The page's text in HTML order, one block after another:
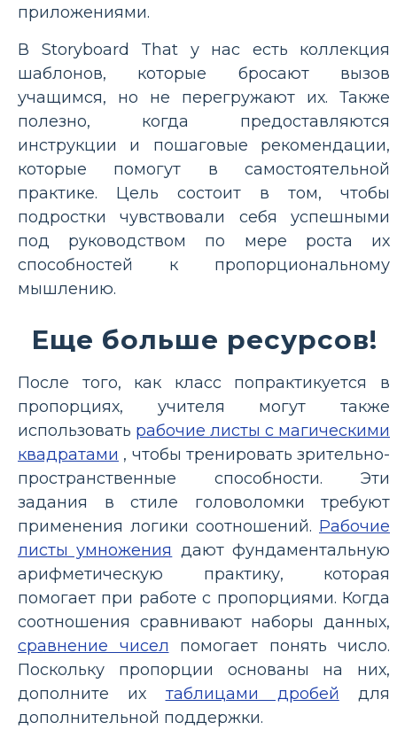
приложениями.
В Storyboard That у нас есть коллекция
шаблонов, которые бросают вызов
учащимся, но не перегружают их. Также
полезно, когда предоставляются
инструкции и пошаговые рекомендации,
которые помогут в самостоятельной
практике. Цель состоит в том, чтобы
подростки чувствовали себя успешными
под руководством по мере роста их
способностей к пропорциональному
мышлению.
Еще больше ресурсов!
После того, как класс попрактикуется в
пропорциях, учителя могут также
использовать рабочие листы с магическими
квадратами , чтобы тренировать зрительно-
пространственные способности. Эти
задания в стиле головоломки требуют
применения логики соотношений. Рабочие
листы умножения дают фундаментальную
арифметическую практику, которая
помогает при работе с пропорциями. Когда
соотношения сравнивают наборы данных,
сравнение чисел помогает понять число.
Поскольку пропорции основаны на них,
дополните их таблицами дробей для
дополнительной поддержки.